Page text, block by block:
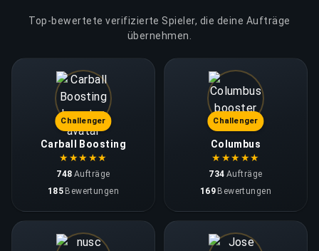
Top-bewertete verifizierte Spieler, die deine Aufträge
übernehmen.
Challenger
Carball Boosting
★★★★★
748 Aufträge
185 Bewertungen
Challenger
Columbus
★★★★★
734 Aufträge
169 Bewertungen